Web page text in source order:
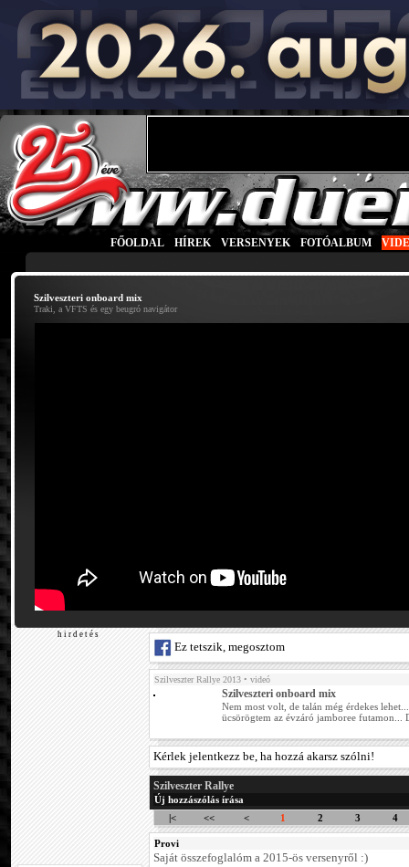
FŐOLDAL HÍREK VERSENYEK FOTÓALBUM
Szilveszteri onboard mix
Traki, a VFTS és egy beugró navigátor
h i r d e t é s
Ez tetszik, megosztom
Szilveszter Rallye 2013 • videó
Szilveszteri onboard mix
Nem most volt, de talán még érdekes
ücsörögtem az évzáró jamboree futamon...
Kérlek jelentkezz be, ha hozzá akarsz szólni!
Szilveszter Rallye
Új hozzászólás írása
|<
<< < 1 2 3 4
Provi
Saját összefoglalóm a 2015-ös versenyről :)